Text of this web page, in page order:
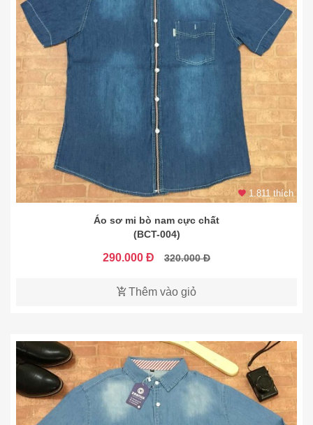
1.811 thích
Áo sơ mi bò nam cực chất
(BCT-004)
290.000 Đ 320.000 Đ
Thêm vào giỏ